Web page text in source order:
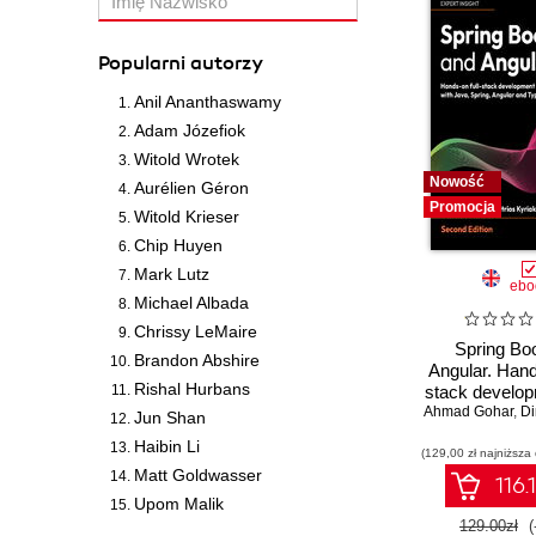
Hostersi
Instytut Badań Literackich
PAN
Instytut Elektrotechniki
Kar-Group
LOGOS MEDIA
Literat
Lubelska Akademia WSEI
MALWAREHUNTER
MT Biznes
Magazyn Programista
Marginesy
Media Rodzina
Medical Education
My Book
Instrukcje dla programisty
Kanon informatyki
Kompendium programisty
Kreatywna fotografia
Krok po kroku
Księga eksperta
Kurs
Learn
Młodzi giganci
programowania
Nieoficjalny podręcznik
Popularni autorzy
Anil Ananthaswamy
Adam Józefiok
Witold Wrotek
Aurélien Géron
Witold Krieser
Chip Huyen
Mark Lutz
Michael Albada
Chrissy LeMaire
Brandon Abshire
Rishal Hurbans
Jun Shan
Haibin Li
Matt Goldwasser
Upom Malik
Nowość
Promocja
Spring
Angular.
stack
Java,
Second
Ahmad Gohar,
(129,00 zł
129.00zł